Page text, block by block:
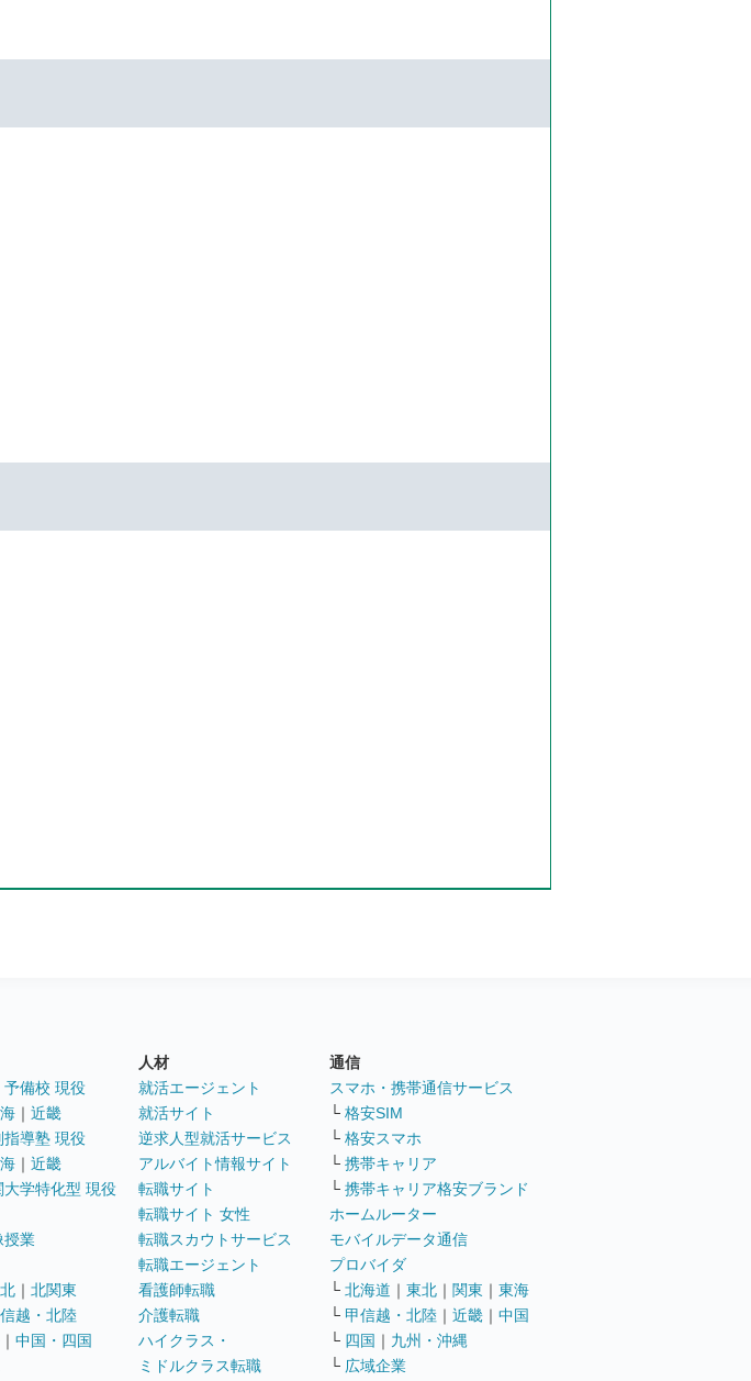
予備校 現役
｜ 近畿
指導塾 現役
｜ 近畿
大学特化型 現役
授業
｜ 北関東
越・北陸
｜ 中国・四国
人材
就活エージェント
就活サイト
逆求人型就活サービス
アルバイト情報サイト
転職サイト
転職サイト 女性
転職スカウトサービス
転職エージェント
看護師転職
介護転職
ハイクラス・
ミドルクラス転職
通信
スマホ・携帯通信サービス
└ 格安SIM
└ 格安スマホ
└ 携帯キャリア
└ 携帯キャリア格安ブランド
ホームルーター
モバイルデータ通信
プロバイダ
└ 北海道 ｜ 東北 ｜ 関東 ｜ 東海
└ 甲信越・北陸 ｜ 近畿 ｜ 中国
└ 四国 ｜ 九州・沖縄
└ 広域企業